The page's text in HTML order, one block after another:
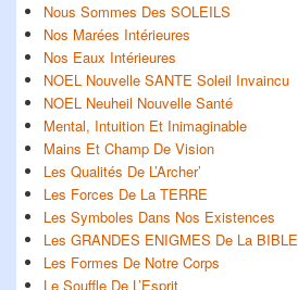
Nous Sommes Des SOLEILS
Nos Marées Intérieures
Nos Eaux Intérieures
NOEL Nouvelle SANTE Soleil Invaincu
NOEL Neuheil Nouvelle Santé
Mental, Intuition Et Inimaginable
Mains Et Champ De Vision
Les Qualités De L’Archer’
Les Forces De La TERRE
Les Symboles Dans Nos Existences
Les GRANDES ENIGMES De La BIBLE
Les Formes De Notre Corps
Le Souffle De L’Esprit